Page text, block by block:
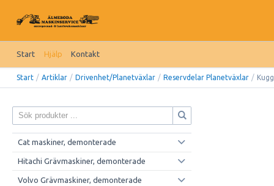
Start Hjälp Kontakt
Start / Artiklar / Drivenhet/Planetväxlar / Reservdelar Planetväxlar /
Cat maskiner, demonterade
Hitachi Grävmaskiner, demonterade
Volvo Grävmaskiner, demonterade